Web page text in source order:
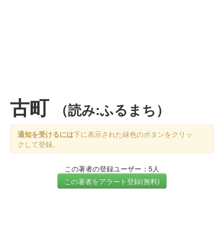
古町 （読み:ふるまち）
通知を受けるには下に表示された緑色のボタンをクリッ
クして登録。
この著者の登録ユーザー：5人
この著者をアラート登録(無料)